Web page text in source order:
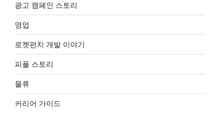
광고 캠페인 스토리
영업
로켓펀치 개발 이야기
피플 스토리
물류
커리어 가이드